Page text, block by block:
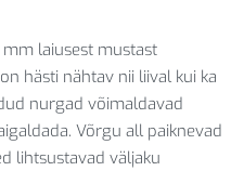
laiusest mustast
hästi nähtav nii liival kui ka
nurgad võimaldavad
Võrgu all paiknevad
lihtsustavad väljaku